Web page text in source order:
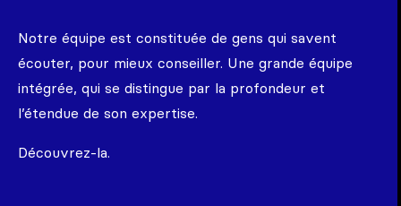
Notre équipe est constituée de gens qui savent
écouter, pour mieux conseiller. Une grande équipe
intégrée, qui se distingue par la profondeur et
l’étendue de son expertise.
Découvrez-la.